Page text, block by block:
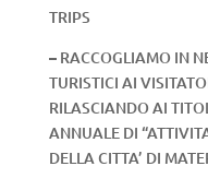
TRIPS
– RACCOGLIAMO IN
TURISTICI AI
RILASCIANDO AI
ANNUALE DI
DELLA CITTA’ DI